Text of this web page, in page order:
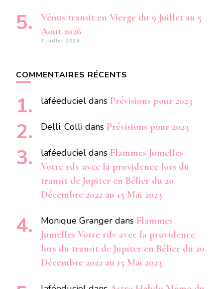
Vénus transit en Vierge du 9 Juillet au 5
Aout 2026
7 juillet 2026
COMMENTAIRES RÉCENTS
laféeduciel dans Prévisions pour 2023
Delli. Colli dans Prévisions pour 2023
laféeduciel dans Flammes Jumelles
Votre rdv avec la providence lors du
transit de Jupiter en Bélier du 20
Décembre 2022 au 15 Mai 2023
Monique Granger dans Flammes
Jumelles Votre rdv avec la providence
lors du transit de Jupiter en Bélier du 20
Décembre 2022 au 15 Mai 2023